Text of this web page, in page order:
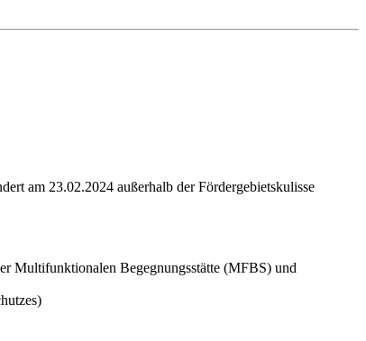
am 23.02.2024 außerhalb der Fördergebietskulisse
Multifunktionalen Begegnungsstätte (MFBS) und